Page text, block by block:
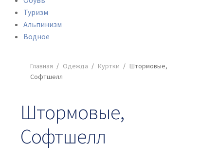
Туризм
Альпинизм
Водное
Главная / Одежда / Куртки / Штормовые,
Софтшелл
Штормовые,
Софтшелл